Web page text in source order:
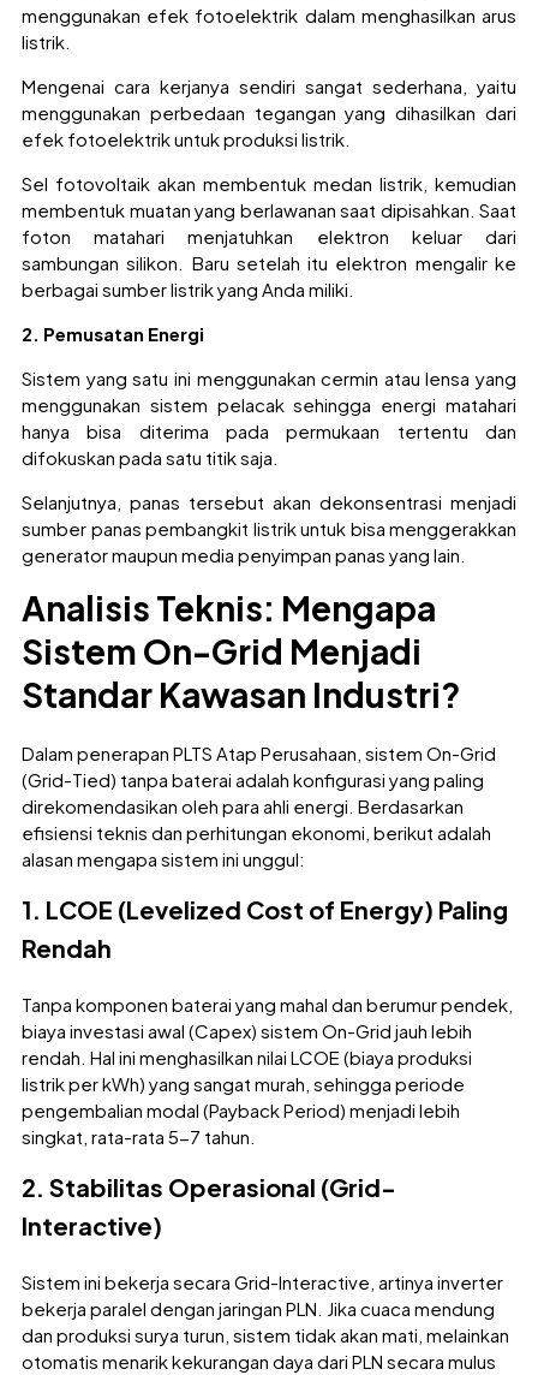
menggunakan efek fotoelektrik dalam menghasilkan arus
listrik.
Mengenai cara kerjanya sendiri sangat sederhana, yaitu
menggunakan perbedaan tegangan yang dihasilkan dari
efek fotoelektrik untuk produksi listrik.
Sel fotovoltaik akan membentuk medan listrik, kemudian
membentuk muatan yang berlawanan saat dipisahkan. Saat
foton matahari menjatuhkan elektron keluar dari
sambungan silikon. Baru setelah itu elektron mengalir ke
berbagai sumber listrik yang Anda miliki.
2. Pemusatan Energi
Sistem yang satu ini menggunakan cermin atau lensa yang
menggunakan sistem pelacak sehingga energi matahari
hanya bisa diterima pada permukaan tertentu dan
difokuskan pada satu titik saja.
Selanjutnya, panas tersebut akan dekonsentrasi menjadi
sumber panas pembangkit listrik untuk bisa menggerakkan
generator maupun media penyimpan panas yang lain.
Analisis Teknis: Mengapa
Sistem On-Grid Menjadi
Standar Kawasan Industri?
Dalam penerapan PLTS Atap Perusahaan, sistem On-Grid
(Grid-Tied) tanpa baterai adalah konfigurasi yang paling
direkomendasikan oleh para ahli energi. Berdasarkan
efisiensi teknis dan perhitungan ekonomi, berikut adalah
alasan mengapa sistem ini unggul:
1. LCOE (Levelized Cost of Energy) Paling
Rendah
Tanpa komponen baterai yang mahal dan berumur pendek,
biaya investasi awal (Capex) sistem On-Grid jauh lebih
rendah. Hal ini menghasilkan nilai LCOE (biaya produksi
listrik per kWh) yang sangat murah, sehingga periode
pengembalian modal (Payback Period) menjadi lebih
singkat, rata-rata 5-7 tahun.
2. Stabilitas Operasional (Grid-
Interactive)
Sistem ini bekerja secara Grid-Interactive, artinya inverter
bekerja paralel dengan jaringan PLN. Jika cuaca mendung
dan produksi surya turun, sistem tidak akan mati, melainkan
otomatis menarik kekurangan daya dari PLN secara mulus